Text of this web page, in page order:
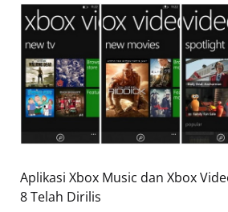
Aplikasi Xbox Music dan Xbox
8 Telah Dirilis